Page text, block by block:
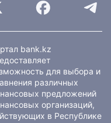
bank.kz
для выбора и
различных
предложений
организаций,
в Республике